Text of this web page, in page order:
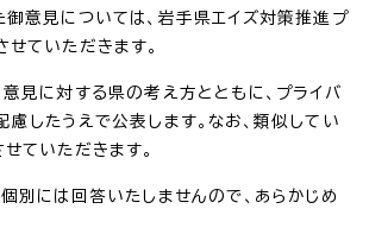
意見については、岩手県エイズ対策推進プ
ていただきます。
見に対する県の考え方とともに、プライバ
したうえで公表します。なお、類似してい
ていただきます。
別には回答いたしませんので、あらかじめ